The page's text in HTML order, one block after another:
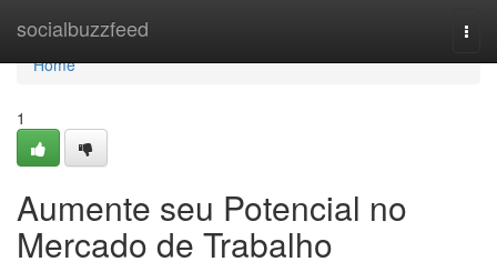
socialbuzzfeed
Home
Home
1
Aumente seu Potencial no
Mercado de Trabalho